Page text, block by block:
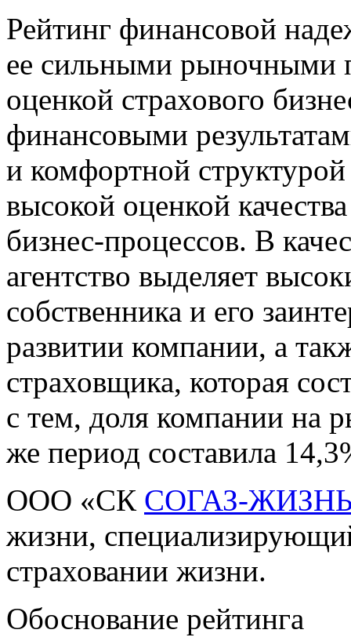
Рейтинг финансовой
ее сильными рыночными
оценкой страхового
финансовыми
и комфортной
высокой оценкой
бизнес-процессов. В
агентство выделяет
собственника и его
развитии компании, а
страховщика, которая
с тем, доля компании на
же период составила
ООО «СК СОГАЗ-
жизни,
страховании жизни.
Обоснование рейтинга